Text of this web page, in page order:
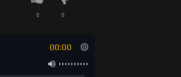
0 0
00:00